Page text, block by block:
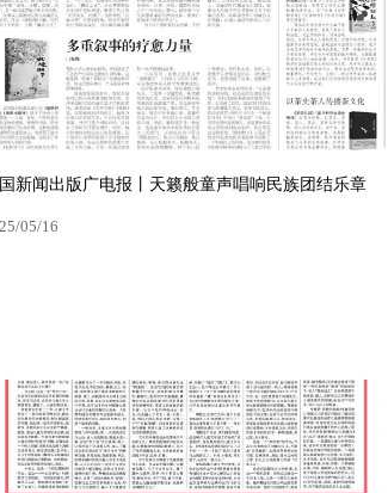
新闻出版广电报丨天籁般童声唱响民族团结乐章
05/16
国新闻出版广电报丨天籁般童声唱响民族团结乐章
05/16